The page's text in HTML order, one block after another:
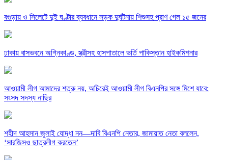
বগুড়ায় ও সিলেটে দুই ঘণ্টার ব্যবধানে সড়ক দুর্ঘটনায় শিশুসহ প্রাণ গেল ১৫ জনের
ঢাকায় বাসভবনে অগ্নিকাণ্ড, স্ত্রীসহ হাসপাতালে ভর্তি পাকিস্তান হাইকমিশনার
আওয়ামী লীগ আমাদের শত্রু নয়, অচিরেই আওয়ামী লীগ বিএনপির সঙ্গে মিশে যাবে:
সংসদ সদস্য নাছির
শহীদ আহসান জুলাই যোদ্ধা নন—দাবি বিএনপি নেতার, জামায়াত নেতা বললেন,
‘সারজিসও ছাত্রলীগ করতেন’